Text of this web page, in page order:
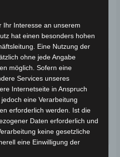
00 Kategorie:VM4 NEO
Checkout
Ihr Interesse an unserem
hat einen besonders hohen
Eine Nutzung der
ohne jede Angabe
möglich. Sofern eine
Services unseres
Internetseite in Anspruch
eine Verarbeitung
erforderlich werden. Ist die
Daten erforderlich und
keine gesetzliche
eine Einwilligung der